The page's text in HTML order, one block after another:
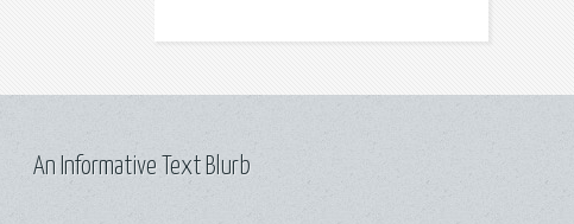
An Informative Text Blurb